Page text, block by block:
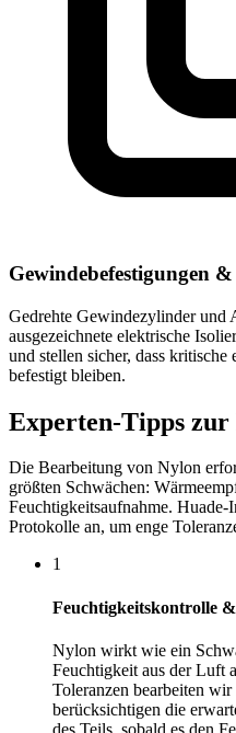
Gewindebefestigungen
Gedrehte Gewindezylinder und
ausgezeichnete elektrische
und stellen sicher, dass
befestigt bleiben.
Experten-Tipps
Die Bearbeitung von Nylon
größten Schwächen:
Feuchtigkeitsaufnahme. Huade-
Protokolle an, um enge
1
Feuchtigkeitskontrolle
Nylon wirkt wie ein
Feuchtigkeit aus der Luft
Toleranzen bearbeiten
berücksichtigen die
des Teils, sobald es den